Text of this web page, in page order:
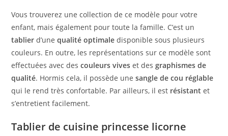
Vous trouverez une collection de ce modèle pour votre
enfant, mais également pour toute la famille. C’est un
tablier d’unequalité optimale disponible sous plusieurs
couleurs. En outre, les représentations sur ce modèle sont
effectuées avec descouleurs vives et desgraphismes de
qualité. Hormis cela, il possède unesangle de cou réglable
qui le rend très confortable. Par ailleurs, il est résistant et
s’entretient facilement.
Tablier de cuisine princesse licorne